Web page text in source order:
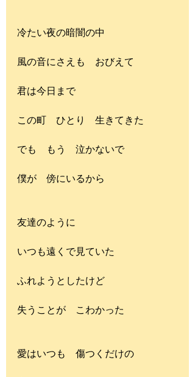
冷たい夜の暗闇の中
風の音にさえも　おびえて
君は今日まで
この町　ひとり　生きてきた
でも　もう　泣かないで
僕が　傍にいるから
友達のように
いつも遠くで見ていた
ふれようとしたけど
失うことが　こわかった
愛はいつも　傷つくだけの